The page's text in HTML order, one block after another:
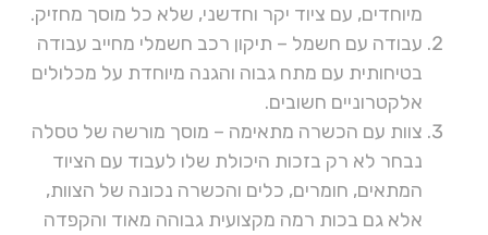
מיוחדים, עם ציוד יקר וחדשני, שלא כל מוסך מחזיק.
עבודה עם חשמל – תיקון רכב חשמלי מחייב עבודה
בטיחותית עם מתח גבוה והגנה מיוחדת על מכלולים
אלקטרוניים חשובים.
צוות עם הכשרה מתאימה – מוסך מורשה של טסלה
נבחר לא רק בזכות היכולת שלו לעבוד עם הציוד
המתאים, חומרים, כלים והכשרה נכונה של הצוות,
אלא גם בכות רמה מקצועית גבוהה מאוד והקפדה